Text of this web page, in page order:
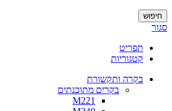
חיפוש
סגור
תפריט
קטגוריות
בקרה ותקשורת
בקרים מתוכנתים
M221